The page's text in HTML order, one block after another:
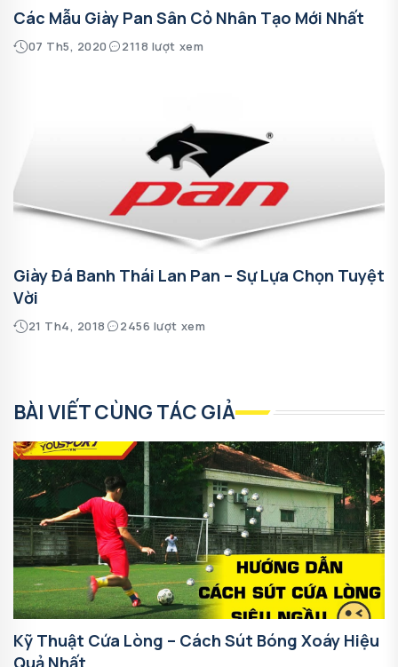
Các Mẫu Giày Pan Sân Cỏ Nhân Tạo Mới Nhất
07 Th5, 2020 2118 lượt xem
Giày Đá Banh Thái Lan Pan – Sự Lựa Chọn Tuyệt
Vời
21 Th4, 2018 2456 lượt xem
BÀI VIẾT CÙNG TÁC GIẢ
Kỹ Thuật Cứa Lòng – Cách Sút Bóng Xoáy Hiệu